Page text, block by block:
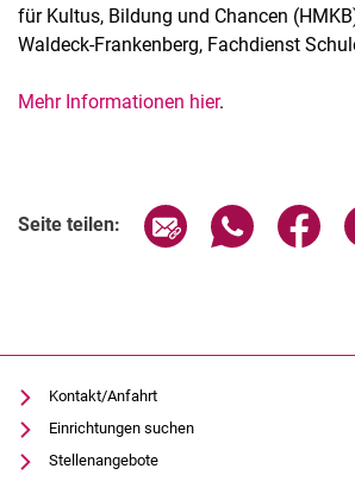
für Kultus, Bildung und Chancen
Waldeck-Frankenberg, Fachdienst
Mehr Informationen hier.
Seite teilen: Seite über E-Mail
Seite über
Kontakt/Anfahrt
Einrichtungen suchen
Stellenangebote